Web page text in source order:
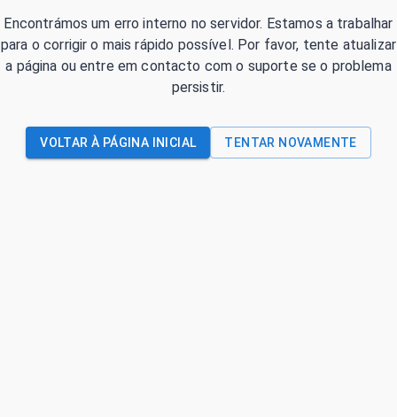
Encontrámos um erro interno no servidor. Estamos a trabalhar
para o corrigir o mais rápido possível. Por favor, tente atualizar
a página ou entre em contacto com o suporte se o problema
persistir.
VOLTAR À PÁGINA INICIAL TENTAR NOVAMENTE